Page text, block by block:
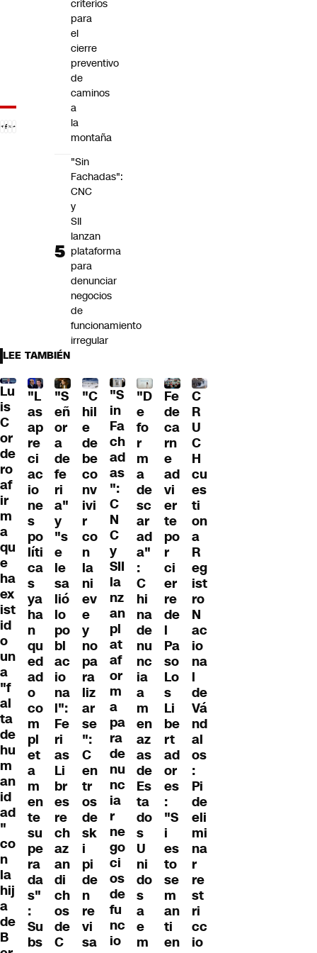
criterios
para
el
cierre
preventivo
de
caminos
a
la
montaña
"Sin
Fachadas":
CNC
y
SII
lanzan
plataforma
para
denunciar
negocios
de
funcionamiento
irregular
LEE TAMBIÉN
Lu
is
C
or
de
ro
af
ir
m
a
qu
e
ha
ex
ist
id
o
un
a
"f
al
ta
de
hu
m
an
id
ad
"
co
n
la
hij
a
de
B
"L
as
ap
re
ci
ac
io
ne
s
po
líti
ca
s
ya
ha
n
qu
ed
ad
o
co
m
pl
et
a
m
en
te
su
pe
ra
da
s"
:
Su
bs
"S
eñ
or
a
de
fe
ri
a"
y
"s
e
le
sa
lió
lo
po
bl
ac
io
na
l":
Fe
ri
as
Li
br
es
re
ch
az
an
di
ch
os
de
C
"C
hil
e
de
be
co
nv
ivi
r
co
n
la
ni
ev
e
y
no
pa
ra
liz
ar
se
":
C
en
tr
os
de
sk
i
pi
de
n
re
vi
sa
"S
in
Fa
ch
ad
as
":
C
N
C
y
SII
la
nz
an
pl
at
af
or
m
a
pa
ra
de
nu
nc
ia
r
ne
go
ci
os
de
fu
nc
io
"D
e
fo
r
m
a
de
sc
ar
ad
a"
:
C
hi
na
de
nu
nc
ia
a
m
en
az
as
de
Es
ta
do
s
U
ni
do
s
a
e
m
Fe
de
ca
rn
e
ad
vi
er
te
po
r
ci
er
re
de
l
Pa
so
Lo
s
Li
be
rt
ad
or
es
:
"S
i
es
to
se
m
an
ti
en
C
R
U
C
H
cu
es
ti
on
a
R
eg
ist
ro
N
ac
io
na
l
de
Vá
nd
al
os
:
Pi
de
eli
mi
na
r
re
st
ri
cc
io